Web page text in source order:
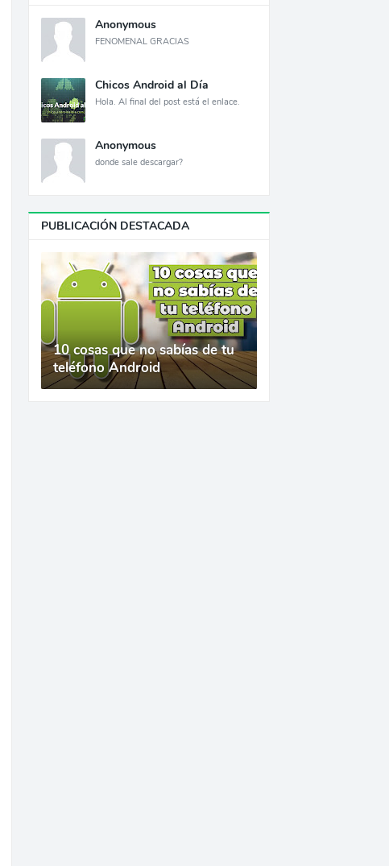
Anonymous
FENOMENAL GRACIAS
Chicos Android al Día
Hola. Al final del post está el enlace.
Anonymous
donde sale descargar?
PUBLICACIÓN DESTACADA
10 cosas que no sabías de tu
teléfono Android